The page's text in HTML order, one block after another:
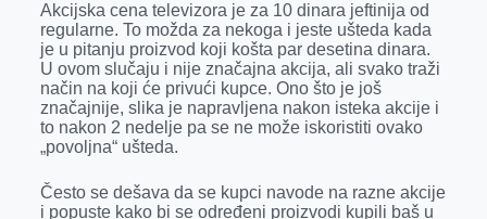
Akcijska cena televizora je za 10 dinara jeftinija od
regularne. To možda za nekoga i jeste ušteda kada
je u pitanju proizvod koji košta par desetina dinara.
U ovom slučaju i nije značajna akcija, ali svako traži
način na koji će privući kupce. Ono što je još
značajnije, slika je napravljena nakon isteka akcije i
to nakon 2 nedelje pa se ne može iskoristiti ovako
„povoljna“ ušteda.
Često se dešava da se kupci navode na razne akcije
i popuste kako bi se određeni proizvodi kupili baš u